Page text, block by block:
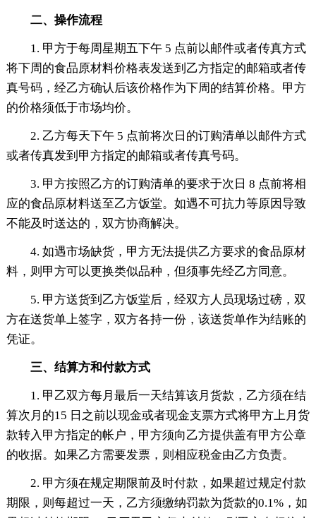
二、操作流程
1. 甲方于每周星期五下午 5 点前以邮件或者传真方式
将下周的食品原材料价格表发送到乙方指定的邮箱或者传
真号码，经乙方确认后该价格作为下周的结算价格。甲方
的价格须低于市场均价。
2. 乙方每天下午 5 点前将次日的订购清单以邮件方式
或者传真发到甲方指定的邮箱或者传真号码。
3. 甲方按照乙方的订购清单的要求于次日 8 点前将相
应的食品原材料送至乙方饭堂。如遇不可抗力等原因导致
不能及时送达的，双方协商解决。
4. 如遇市场缺货，甲方无法提供乙方要求的食品原材
料，则甲方可以更换类似品种，但须事先经乙方同意。
5. 甲方送货到乙方饭堂后，经双方人员现场过磅，双
方在送货单上签字，双方各持一份，该送货单作为结账的
凭证。
三、结算方和付款方式
1. 甲乙双方每月最后一天结算该月货款，乙方须在结
算次月的15 日之前以现金或者现金支票方式将甲方上月货
款转入甲方指定的帐户，甲方须向乙方提供盖有甲方公章
的收据。如果乙方需要发票，则相应税金由乙方负责。
2. 甲方须在规定期限前及时付款，如果超过规定付款
期限，则每超过一天，乙方须缴纳罚款为货款的0.1%，如